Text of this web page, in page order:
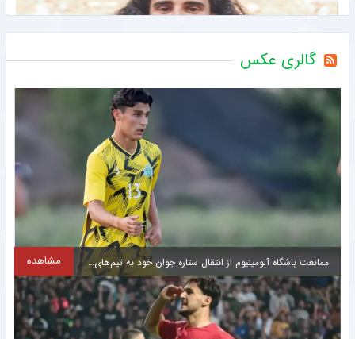
افشاگری ستاره قرمزها درباره پشت پرده موهای بلندش + کلیپ‌ پربازدید
مارک کوکوریا، مدافع تیم ملی اسپانیا، دلیل متفاوتی برای حفظ موهای بلندش دارد؛ این ظاهر
خاص تنها بخشی از استایل او نیست، بلکه راهی برای کمک به پسر مبتلا به اوتیسمش است تا
بتواند پدرش را در میان بازیکنان زمین و تصاویر تلویزیونی تشخیص دهد.
۱۴۰۵/۰۵/۰۸ ۱۱:۴۱
مشاهده فیلم
گالری عکس
ممانعت باشگاه آلومینیوم از انتقال ستاره جوان خود به تیم‌های مدعی + عکس مشاهده